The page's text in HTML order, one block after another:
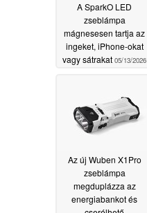
A SparkO LED
zseblámpa
mágnesesen tartja az
ingeket, iPhone-okat
vagy sátrakat 05/13/2026
Az új Wuben X1Pro
zseblámpa
megduplázza az
energiabankot és